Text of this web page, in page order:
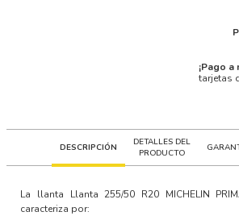
¡Pago a
tarjetas
DESCRIPCIÓN
DETALLES DEL
PRODUCTO
La llanta Llanta 255/50 R20 MICHELIN
caracteriza por: